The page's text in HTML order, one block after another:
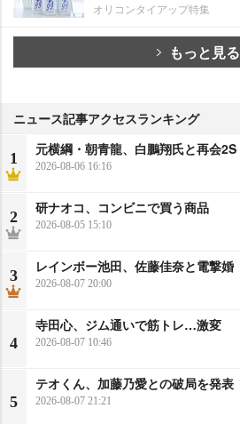
オリコンタイアップ特集
もっと見る
ニュース記事アクセスランキング
1
元横綱・朝青龍、白鵬翔氏と再会2S
2026-08-06 16:16
2
研ナオコ、コンビニで買う商品
2026-08-05 15:10
3
レインボー池田、佐藤佳奈と電撃婚
2026-08-07 20:00
4
寺田心、ジム通いで筋トレ…激変
2026-08-07 10:46
5
テオくん、加藤乃愛との破局を発表
2026-08-07 21:21